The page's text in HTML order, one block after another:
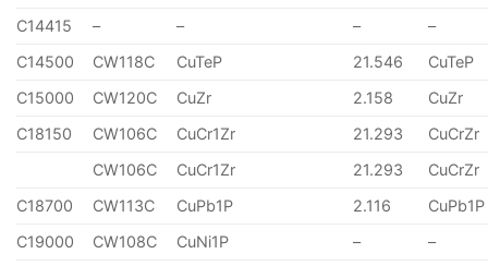
C14415 – – –
–
C14500
CW118C CuTeP 21.546
CuTeP
C15000
CW120C CuZr 2.158
CuZr
C18150
CW106C CuCr1Zr 21.293
CuCrZr
CW106C
CuCr1Zr 21.293
CuCrZr
C18700
CW113C CuPb1P 2.116
CuPb1P
C19000
CW108C CuNi1P –
–